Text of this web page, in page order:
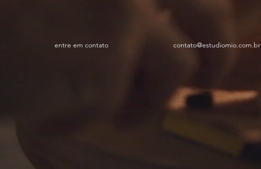
entre em contato contato@estudiomio.com.br